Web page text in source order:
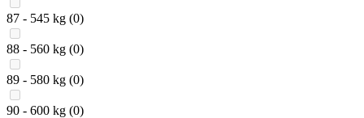
87 - 545 kg (0)
88 - 560 kg (0)
89 - 580 kg (0)
90 - 600 kg (0)